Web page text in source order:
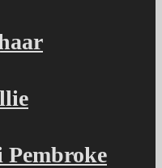
Pembroke